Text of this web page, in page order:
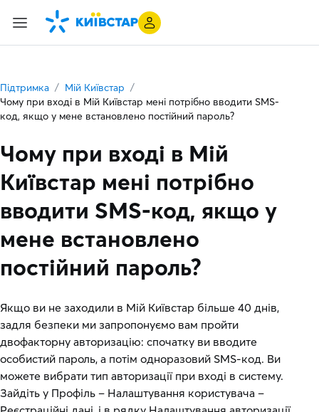
Підтримка
Мій Київстар
Чому при вході в Мій Київстар мені потрібно вводити SMS-
код, якщо у мене встановлено постійний пароль?
Чому при вході в Мій
Київстар мені потрібно
вводити SMS-код, якщо у
мене встановлено
постійний пароль?
Якщо ви не заходили в Мій Київстар більше 40 днів,
задля безпеки ми запропонуємо вам пройти
двофакторну авторизацію: спочатку ви вводите
особистий пароль, а потім одноразовий SMS-код. Ви
можете вибрати тип авторизації при вході в систему.
Зайдіть у Профіль – Налаштування користувача –